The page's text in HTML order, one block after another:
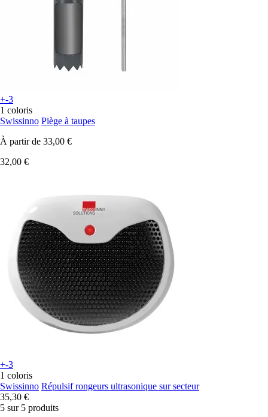
+-3
1 coloris
Swissinno Piège à taupes
À partir de 33,00 €
32,00 €
+-3
1 coloris
Swissinno Répulsif rongeurs ultrasonique sur secteur
35,30 €
5 sur 5 produits